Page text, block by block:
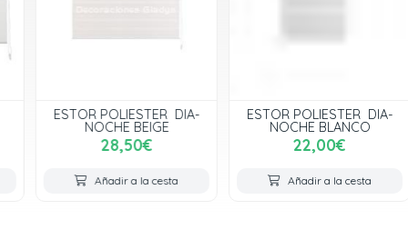
ESTOR POLIESTER DIA-
NOCHE BEIGE
28,50€
Añadir a la cesta
ESTOR POLIESTER DIA-
NOCHE BLANCO
22,00€
Añadir a la cesta